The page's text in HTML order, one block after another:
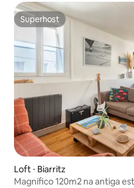
Superhost
Superhost
Loft ⋅ Biarritz
Magnífico 120m2 na antiga